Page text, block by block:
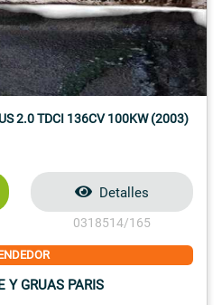
2.0 TDCI 136CV 100KW (2003)
Detalles
0318514/165
Y GRUAS PARIS